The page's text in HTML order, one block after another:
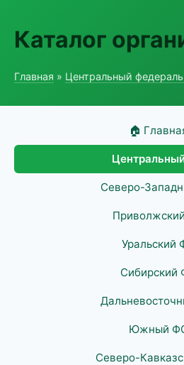
Каталог
Главная » Центральный
🏠
Северо-
Уральский
Сибирский
Южный
Северо-